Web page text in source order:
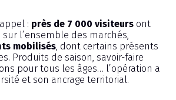
: près de 7 000 visiteurs ont
l’ensemble des marchés,
mobilisés , dont certains présents
Produits de saison, savoir-faire
pour tous les âges… l’opération a
et son ancrage territorial.